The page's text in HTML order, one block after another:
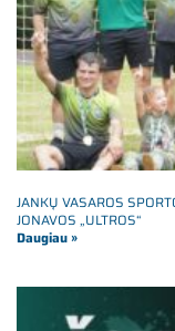
JANKŲ VASAROS
JONAVOS „ULTROS“
Daugiau »